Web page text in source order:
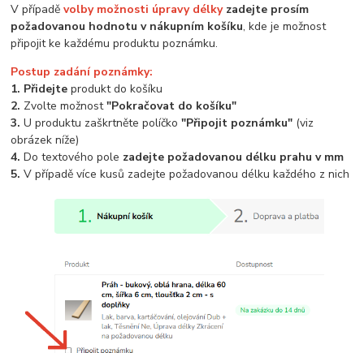
V případěvolby možnosti úpravy délkyzadejte prosím
požadovanou hodnotu v nákupním košíku, kde je možnost
připojit ke každému produktu poznámku.
Postup zadání poznámky:
1. Přidejte produkt do košíku
2. Zvolte možnost"Pokračovat do košíku"
3.U produktu zaškrtněte políčko"Připojit poznámku" (viz
obrázek níže)
4.Do textového pole zadejte požadovanou délku prahu v mm
5.V případě více kusů zadejte požadovanou délku každého z nich